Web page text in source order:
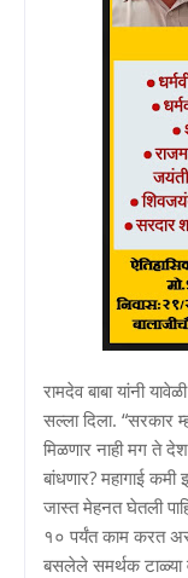
रामदेव बाबा यांनी
सल्ला दिला. “सरकार
मिळणार नाही मग ते
बांधणार? महागाई
जास्त मेहनत घेतली
१० पर्यंत काम करत
बसलेले समर्थक टाळ्या